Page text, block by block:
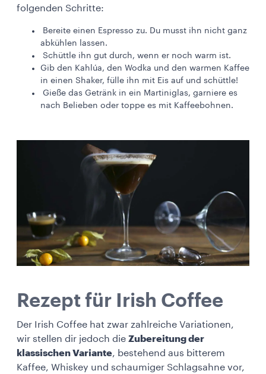
folgenden Schritte:
Bereite einen Espresso zu. Du musst ihn nicht ganz
abkühlen lassen.
Schüttle ihn gut durch, wenn er noch warm ist.
Gib den Kahlúa, den Wodka und den warmen Kaffee
in einen Shaker, fülle ihn mit Eis auf und schüttle!
Gieße das Getränk in ein Martiniglas, garniere es
nach Belieben oder toppe es mit Kaffeebohnen.
Rezept für Irish Coffee
Der Irish Coffee hat zwar zahlreiche Variationen,
wir stellen dir jedoch die Zubereitung der
klassischen Variante, bestehend aus bitterem
Kaffee, Whiskey und schaumiger Schlagsahne vor,